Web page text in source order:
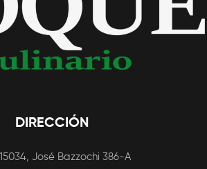
DIRECCIÓN
José Bazzochi 386-A